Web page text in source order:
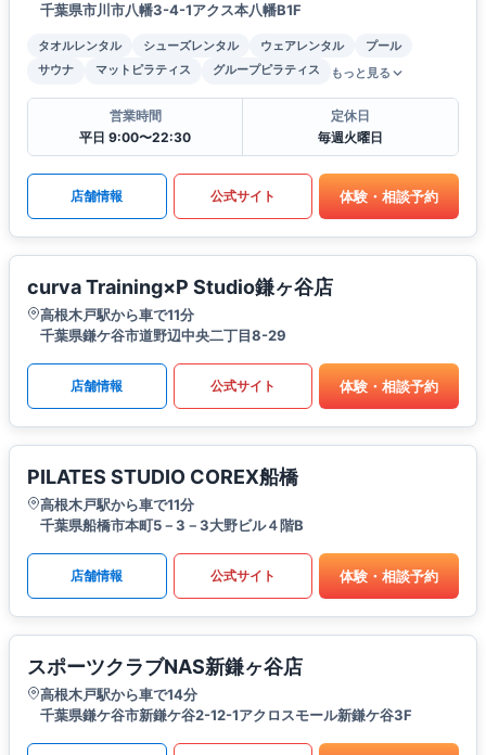
千葉県市川市八幡3-4-1アクス本八幡B1F
タオルレンタル シューズレンタル ウェアレンタル
プール
サウナ
マットピラティス グループピラティス もっと見る
営業時間
平日 9:00〜22:30
定休日
毎週火曜日
店舗情報 公式サイト 体験・相談予約
curva Training×P Studio鎌ヶ谷店
高根木戸駅から車で11分
千葉県鎌ケ谷市道野辺中央二丁目8-29
店舗情報 公式サイト 体験・相談予約
PILATES STUDIO COREX船橋
高根木戸駅から車で11分
千葉県船橋市本町5－3－3大野ビル４階B
店舗情報 公式サイト 体験・相談予約
スポーツクラブNAS新鎌ヶ谷店
高根木戸駅から車で14分
千葉県鎌ケ谷市新鎌ケ谷2-12-1アクロスモール新鎌ケ谷3F